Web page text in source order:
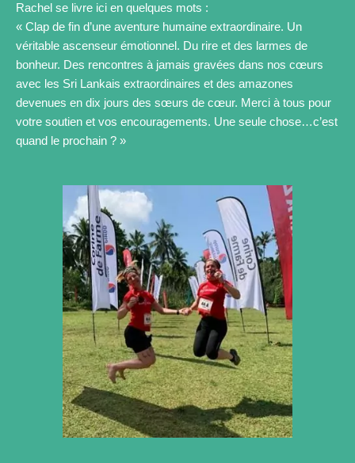
Rachel se livre ici en quelques mots :
« Clap de fin d’une aventure humaine extraordinaire. Un
véritable ascenseur émotionnel. Du rire et des larmes de
bonheur. Des rencontres à jamais gravées dans nos cœurs
avec les Sri Lankais extraordinaires et des amazones
devenues en dix jours des sœurs de cœur. Merci à tous pour
votre soutien et vos encouragements. Une seule chose…c’est
quand le prochain ? »